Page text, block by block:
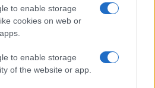
to enable storage
cookies on web or
to enable storage
of the website or app.
A
p
p
dalle fiamme a La